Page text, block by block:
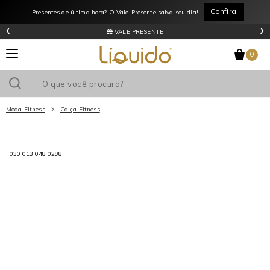
Presentes de última hora? O Vale-Presente salva seu dia! Confira!
VALE PRESENTE
‹ ›
0
Moda Fitness Calça Fitness
030 013 048 0298